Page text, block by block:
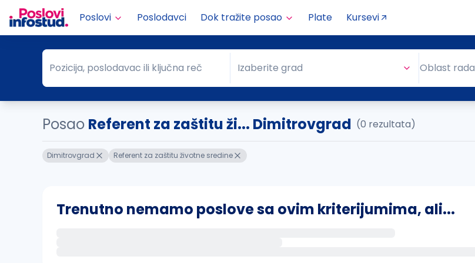
Poslovi Poslodavci Dok tražite posao Plate Kursevi
Pozicija, poslodavac ili ključna reč
Pozicija, poslodavac ili ključna reč Grad
Izaberite grad Oblast rada
Posao Referent za zaštitu ži... Dimitrovgrad (0 rezultata)
Dimitrovgrad Referent za zaštitu životne sredine
Trenutno nemamo poslove sa ovim kriterijumima, ali...